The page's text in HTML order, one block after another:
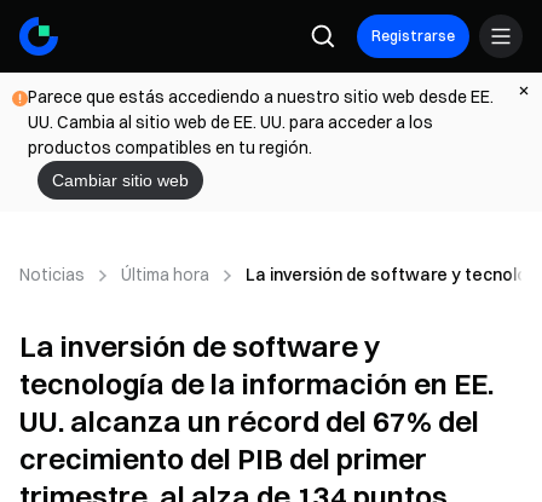
Registrarse
Parece que estás accediendo a nuestro sitio web desde EE.
UU. Cambia al sitio web de EE. UU. para acceder a los
productos compatibles en tu región.
Cambiar sitio web
Noticias Última hora La inversión de software y
La inversión de software y
tecnología de la información en EE.
UU. alcanza un récord del 67% del
crecimiento del PIB del primer